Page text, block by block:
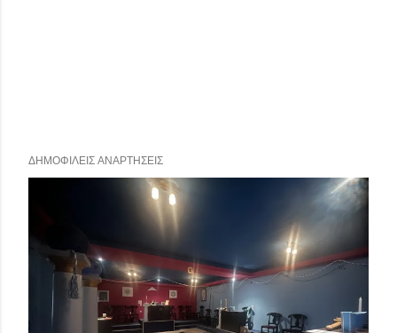
ΔΗΜΟΦΙΛΕΊΣ ΑΝΑΡΤΉΣΕΙΣ